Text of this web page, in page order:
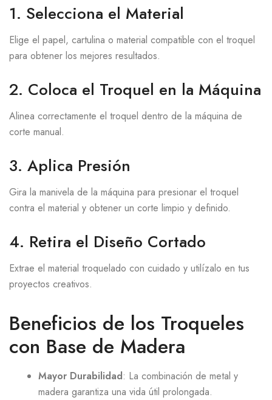
1. Selecciona el Material
Elige el papel, cartulina o material compatible con el troquel
para obtener los mejores resultados.
2. Coloca el Troquel en la Máquina
Alinea correctamente el troquel dentro de la máquina de
corte manual.
3. Aplica Presión
Gira la manivela de la máquina para presionar el troquel
contra el material y obtener un corte limpio y definido.
4. Retira el Diseño Cortado
Extrae el material troquelado con cuidado y utilízalo en tus
proyectos creativos.
Beneficios de los Troqueles
con Base de Madera
Mayor Durabilidad: La combinación de metal y
madera garantiza una vida útil prolongada.